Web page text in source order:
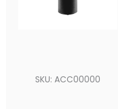
SKU: ACC00000